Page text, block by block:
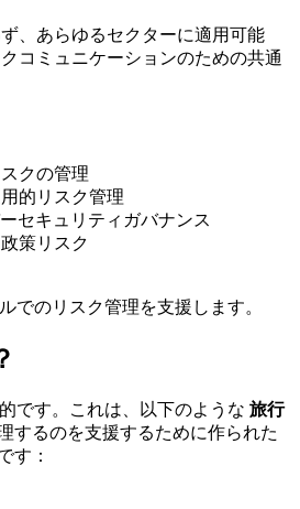
、あらゆるセクターに適用可能
コミュニケーションのための共通
クの管理
的リスク管理
セキュリティガバナンス
策リスク
でのリスク管理を支援します。
です。これは、以下のような 旅行
するのを支援するために作られた
す：